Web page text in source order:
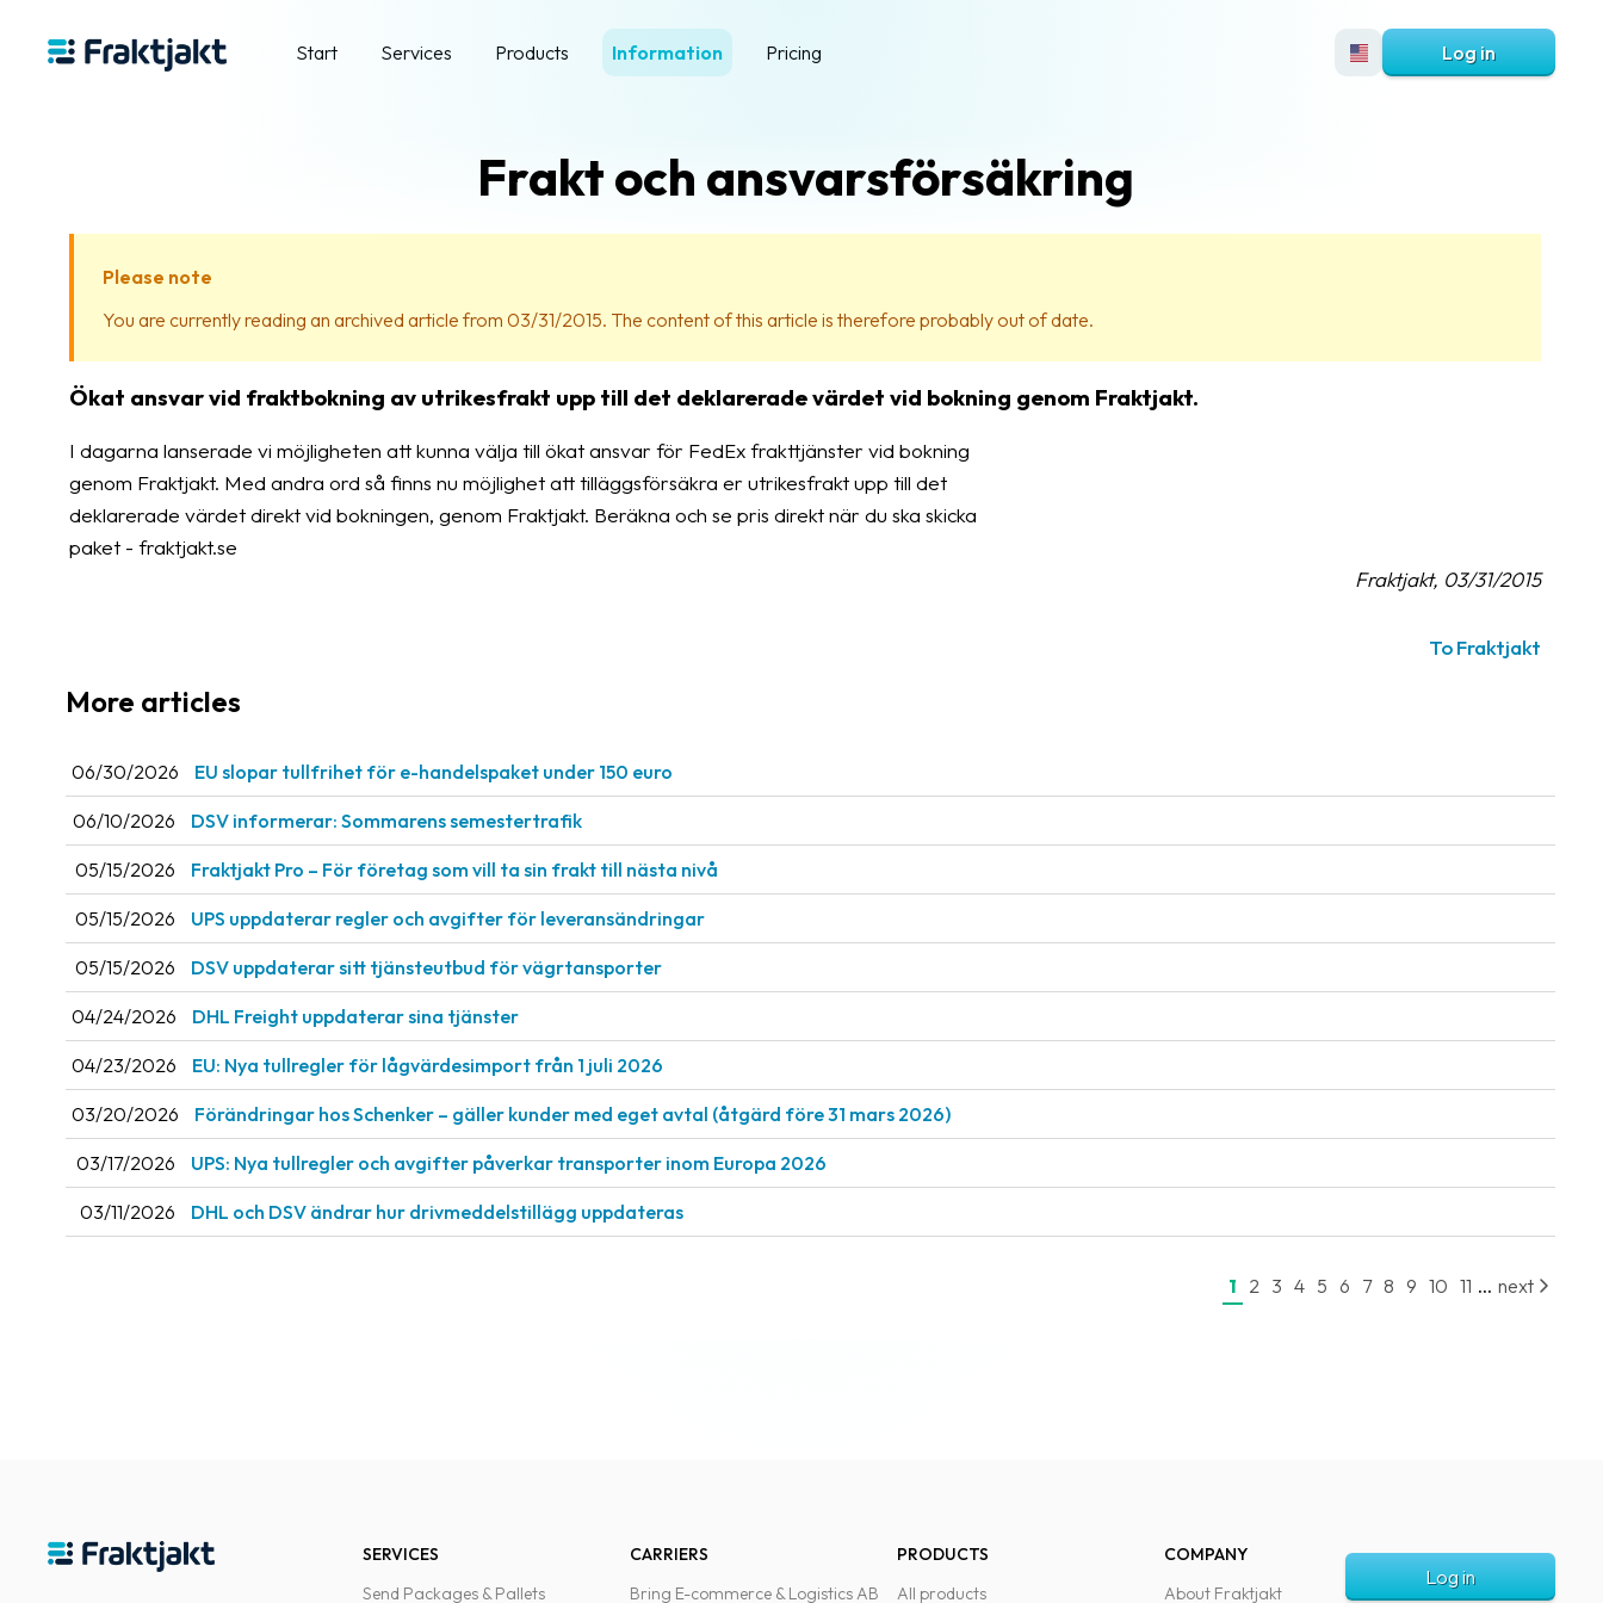
Start Services Products Information Pricing Log in
Frakt och ansvarsförsäkring
Please note
You are currently reading an archived article from 03/31/2015. The content of this article is therefore probably out of date.
Ökat ansvar vid fraktbokning av utrikesfrakt upp till det deklarerade värdet vid bokning genom Fraktjakt.
I dagarna lanserade vi möjligheten att kunna välja till ökat ansvar för FedEx frakttjänster vid bokning
genom Fraktjakt. Med andra ord så finns nu möjlighet att tilläggsförsäkra er utrikesfrakt upp till det
deklarerade värdet direkt vid bokningen, genom Fraktjakt. Beräkna och se pris direkt när du ska skicka
paket - fraktjakt.se
Fraktjakt, 03/31/2015
To Fraktjakt
More articles
06/30/2026 EU slopar tullfrihet för e-handelspaket under 150 euro
06/10/2026 DSV informerar: Sommarens semestertrafik
05/15/2026 Fraktjakt Pro – För företag som vill ta sin frakt till nästa nivå
05/15/2026 UPS uppdaterar regler och avgifter för leveransändringar
05/15/2026 DSV uppdaterar sitt tjänsteutbud för vägrtansporter
04/24/2026 DHL Freight uppdaterar sina tjänster
04/23/2026 EU: Nya tullregler för låg­värdesimport från 1 juli 2026
03/20/2026 Förändringar hos Schenker – gäller kunder med eget avtal (åtgärd före 31 mars 2026)
03/17/2026 UPS: Nya tullregler och avgifter påverkar transporter inom Europa 2026
03/11/2026 DHL och DSV ändrar hur drivmeddelstillägg uppdateras
1 2 3 4 5 6 7 8 9 10 11 ... next
SERVICES
Send Packages & Pallets
CARRIERS
Bring E-commerce & Logistics AB
PRODUCTS
All products
COMPANY
About Fraktjakt
Log in